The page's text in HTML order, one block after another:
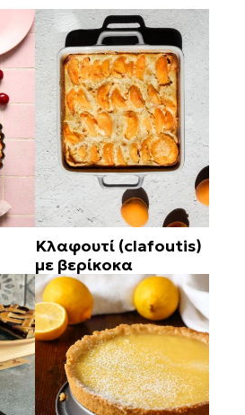
Κλαφουτί (clafoutis)
με βερίκοκα